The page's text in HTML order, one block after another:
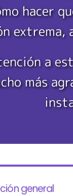
hacer
a
más
general